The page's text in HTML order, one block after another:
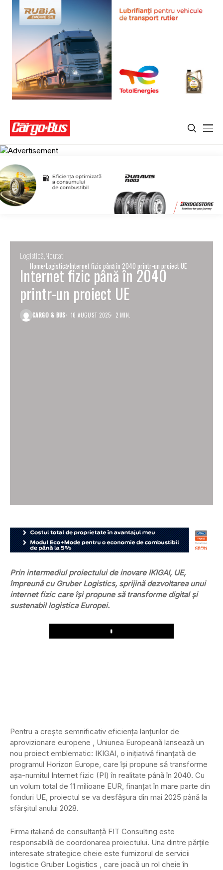
Home Logistică Internet fizic până în 2040 printr-un proiect UE
Logistică Noutati
Internet fizic până în 2040
printr-un proiect UE
CARGO & BUS 16 AUGUST 2025 2 MIN.
Prin intermediul proiectului de inovare IKIGAI, UE,
împreună cu Gruber Logistics, sprijină dezvoltarea unui
internet fizic care își propune să transforme digital și
sustenabil logistica Europei.
Play
Pentru a crește semnificativ eficiența lanțurilor de
aprovizionare europene , Uniunea Europeană lansează un
nou proiect emblematic: IKIGAI, o inițiativă finanțată de
programul Horizon Europe, care își propune să transforme
așa-numitul Internet fizic (PI) în realitate până în 2040. Cu
un volum total de 11 milioane EUR, finanțat în mare parte din
fonduri UE, proiectul se va desfășura din mai 2025 până la
sfârșitul anului 2028.
Firma italiană de consultanță FIT Consulting este
responsabilă de coordonarea proiectului. Una dintre părțile
interesate strategice cheie este furnizorul de servicii
logistice Gruber Logistics , care joacă un rol cheie în